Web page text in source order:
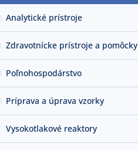
Analytické prístroje
Zdravotnícke prístroje a pomôcky
Poľnohospodárstvo
Príprava a úprava vzorky
Vysokotlakové reaktory